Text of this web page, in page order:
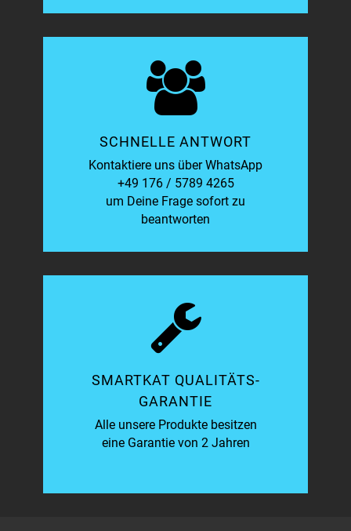
SCHNELLE ANTWORT
Kontaktiere uns über WhatsApp
+49 176 / 5789 4265
um Deine Frage sofort zu
beantworten
SMARTKAT QUALITÄTS-
GARANTIE
Alle unsere Produkte besitzen
eine Garantie von 2 Jahren